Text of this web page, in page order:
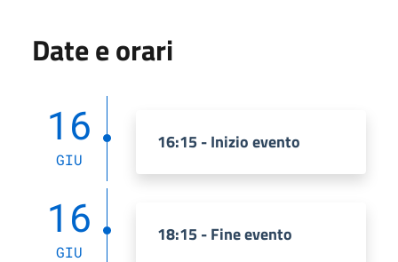
Date e orari
16
GIU
16:15 - Inizio evento
16
GIU
18:15 - Fine evento